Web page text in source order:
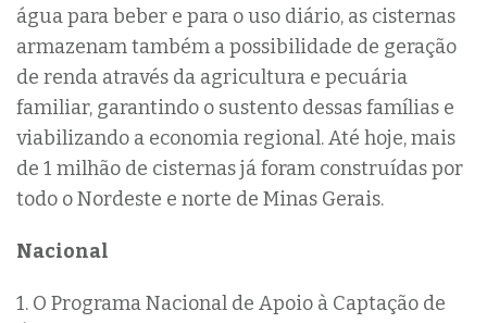
água para beber e para o uso diário, as cisternas
armazenam também a possibilidade de geração
de renda através da agricultura e pecuária
familiar, garantindo o sustento dessas famílias e
viabilizando a economia regional. Até hoje, mais
de 1 milhão de cisternas já foram construídas por
todo o Nordeste e norte de Minas Gerais.
Nacional
1. O Programa Nacional de Apoio à Captação de